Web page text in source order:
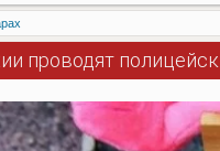
проводят